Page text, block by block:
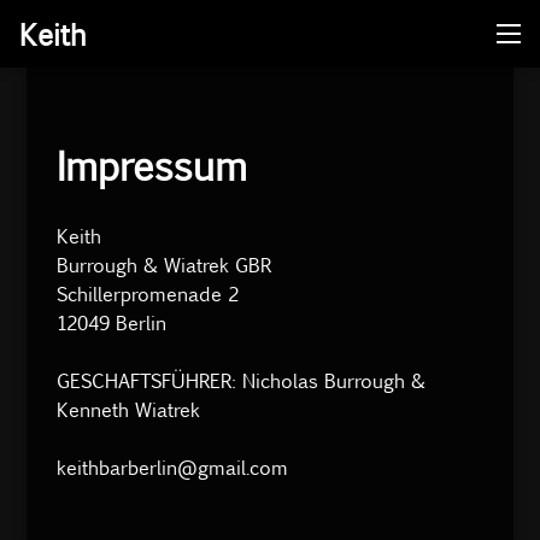
Keith
Impressum
Keith
Burrough & Wiatrek GBR
Schillerpromenade 2
12049 Berlin
GESCHAFTSFÜHRER: Nicholas Burrough &
Kenneth Wiatrek
keithbarberlin@gmail.com